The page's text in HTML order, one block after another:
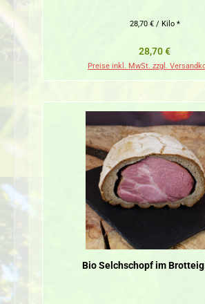
28,70 € / Kilo *
Regulärer Preis:
28,70 €
Preise inkl. MwSt. zzgl.
Bio Selchschopf im